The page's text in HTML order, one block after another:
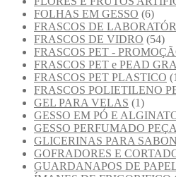
FOLHAS EM GESSO (6)
FRASCOS DE
FRASCOS DE VIDRO (54)
FRASCOS PET -
FRASCOS PET e PEAD
FRASCOS PET PLASTICO
FRASCOS POLIETILENO
GEL PARA VELAS (1)
GESSO EM PÓ E
GESSO PERFUMADO
GLICERINAS PARA
GOFRADORES E
GUARDANAPOS DE